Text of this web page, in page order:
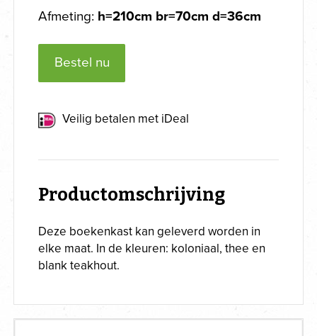
Afmeting: h=210cm br=70cm d=36cm
Bestel nu
Veilig betalen met iDeal
Productomschrijving
Deze boekenkast kan geleverd worden in
elke maat. In de kleuren: koloniaal, thee en
blank teakhout.